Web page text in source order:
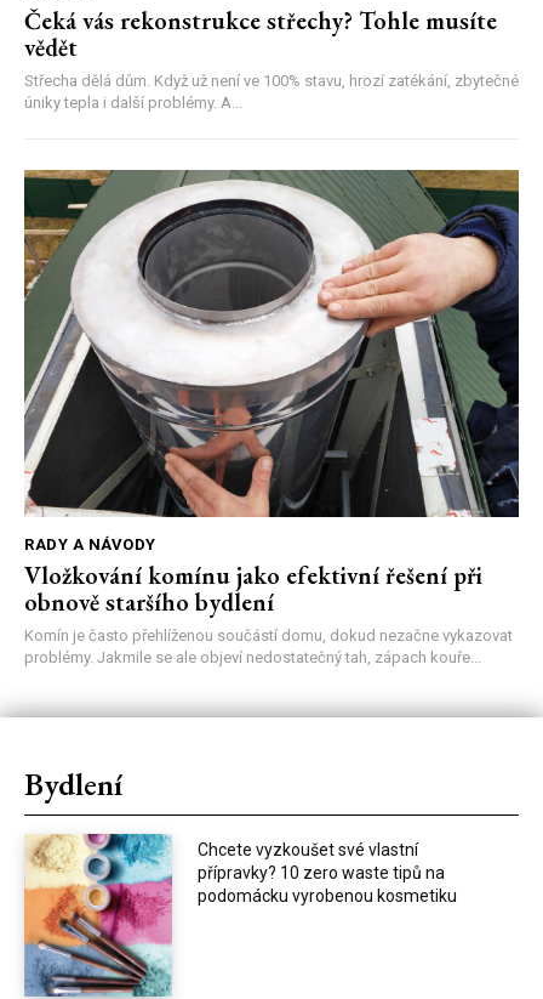
Čeká vás rekonstrukce střechy? Tohle musíte
vědět
Střecha dělá dům. Když už není ve 100% stavu, hrozí zatékání, zbytečné
úniky tepla i další problémy. A...
RADY A NÁVODY
Vložkování komínu jako efektivní řešení při
obnově staršího bydlení
Komín je často přehlíženou součástí domu, dokud nezačne vykazovat
problémy. Jakmile se ale objeví nedostatečný tah, zápach kouře...
Bydlení
Chcete vyzkoušet své vlastní
přípravky? 10 zero waste tipů na
podomácku vyrobenou kosmetiku